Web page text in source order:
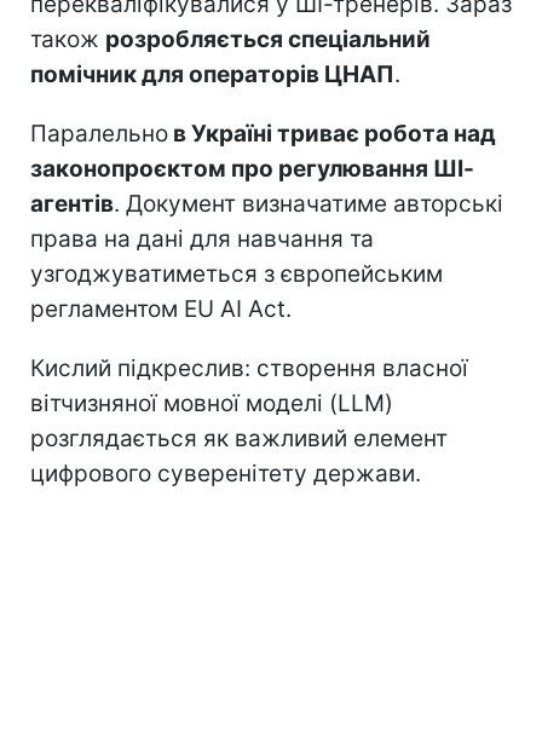
також розробляється спеціальний
помічник для операторів ЦНАП.
Паралельно в Україні триває робота над
законопроєктом про регулювання ШІ-
агентів. Документ визначатиме авторські
права на дані для навчання та
узгоджуватиметься з європейським
регламентом EU AI Act.
Кислий підкреслив: створення власної
вітчизняної мовної моделі (LLM)
розглядається як важливий елемент
цифрового суверенітету держави.